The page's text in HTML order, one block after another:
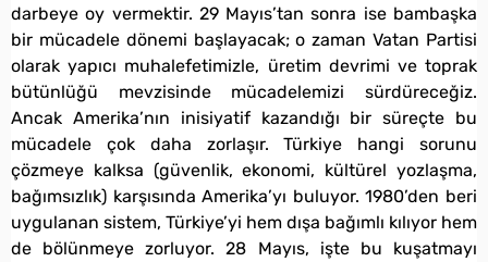
darbeye oy vermektir. 29 Mayıs’tan sonra ise bambaşka
bir mücadele dönemi başlayacak; o zaman Vatan Partisi
olarak yapıcı muhalefetimizle, üretim devrimi ve toprak
bütünlüğü mevzisinde mücadelemizi sürdüreceğiz.
Ancak Amerika’nın inisiyatif kazandığı bir süreçte bu
mücadele çok daha zorlaşır. Türkiye hangi sorunu
çözmeye kalksa (güvenlik, ekonomi, kültürel yozlaşma,
bağımsızlık) karşısında Amerika’yı buluyor. 1980’den beri
uygulanan sistem, Türkiye’yi hem dışa bağımlı kılıyor hem
de bölünmeye zorluyor. 28 Mayıs, işte bu kuşatmayı